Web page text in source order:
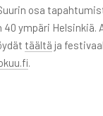
osa
ympäri Helsinkiä.
täältä ja
.